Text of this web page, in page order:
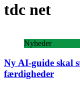
tdc net
Nyheder
Ny AI-guide skal
færdigheder